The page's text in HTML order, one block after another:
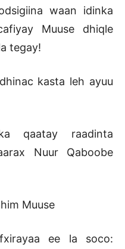
waan idinka
Muuse dhiqle
tegay!
kasta leh ayuu
qaatay raadinta
Nuur Qaboobe
Muuse
ee la soco: